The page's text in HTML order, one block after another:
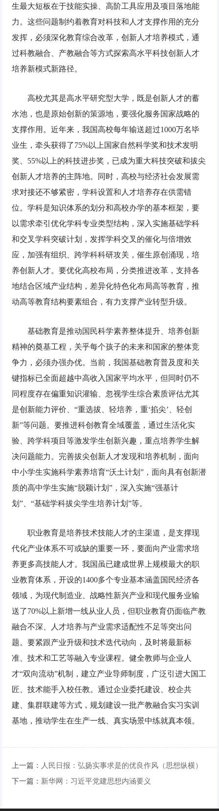
生最大短板在于技能实操、高阶工具应用及项目落地能
力。这些问题制约着教育对科技和人才支撑作用的充分
发挥，必须深化教育综合改革，创新人才培养模式，通
过科教融合、产教融合等方式探索高水平科技创新人才
培养新模式新路径。
高校尤其是高水平研究型大学，既是创新人才的蓄
水池，也是原始创新的策源地，要强化服务国家战略的
支撑作用。近年来，我国高校每年输送超过1000万名毕
业生，牵头获得了75%以上国家自然科学奖和技术发明
奖、55%以上的科技进步奖，已成为重大科技突破和拔尖
创新人才培养的主阵地。同时，高校与经济社会发展需
求对接还不够紧密，学科设置和人才培养存在供需错
位。学科是知识体系的划分和高校办学的基本框架，要
以需求牵引优化学科专业类型结构，深入实施基础学科
和交叉学科突破计划，发挥学科交叉的催化与倍增效
应，加强有组织、跨学科科研攻关，催生原创涌现，培
养创新人才。要优化高校布局，分类推进改革，支持各
地结合区域产业结构，差异化特色化布局高等教育，推
动高等教育结构要素组合，有力支撑产业转型升级。
基础教育是推动国民科学素养整体提升、培养创新
精神的奠基工程，关乎每个孩子的未来和国家的整体竞
争力，必须办强办优。当前，我国基础教育普及度和关
键指标已全面超越中高收入国家平均水平，但同时仍不
同程度存在偏重知识灌输、忽视学生综合素质评估尤其
是创新能力评价、“重选拔、轻培养，重‘掐尖’、轻创
新”等问题。要推进科创教育全域覆盖，通过生活化实
验、跨学科项目等激发学生创新兴趣，重点培养学生解
决问题能力。完善拔尖创新人才发现和培养机制，面向
中小学生实施科学素养培育“沃土计划”，面向具有创新潜
质的高中学生实施“脱颖计划”，深入实施“强基计
划”、“基础学科拔尖学生培养计划”等。
职业教育是培养技术技能人才的主渠道，是支撑现
代化产业体系不可或缺的重要一环，要面向产业需求培
养更多高技能人才。我国虽已建成世界上规模最大的职
业教育体系，开设的1400多个专业基本涵盖国民经济各
领域，为现代制造业、战略性新兴产业和现代服务业输
送了70%以上新增一线从业人员，但职业教育仍面临产教
融合不深、人才培养与产业需求适配性不足等突出问
题。要紧跟产业升级和技术迭代动向，及时将最新标
准、技术和工艺等融入专业课程。健全教师与企业人
才“双向流动”机制，建立产业导师制度，广泛引进大国工
匠、技术能手入校任教。通过企业委托建设、校企共
建、集群联建等方式，规划建设一批产教融合实习实训
基地，推动学生在生产一线、真实场景中练就真本领。
上一篇： 人民日报：弘扬实事求是的优良作风（思想纵横）
下一篇： 新华网：习近平党建思想内涵要义